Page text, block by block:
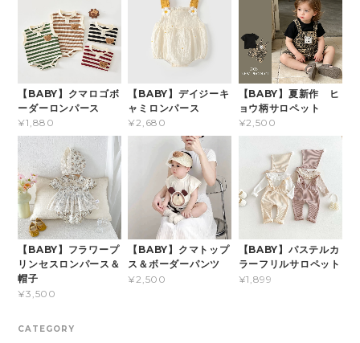
【BABY】クマロゴボ
ーダーロンパース
¥1,880
【BABY】デイジーキ
ャミロンパース
¥2,680
【BABY】夏新作 ヒ
ョウ柄サロペット
¥2,500
【BABY】フラワープ
リンセスロンパース＆
帽子
¥3,500
【BABY】クマトップ
ス＆ボーダーパンツ
¥2,500
【BABY】パステルカ
ラーフリルサロペット
¥1,899
CATEGORY